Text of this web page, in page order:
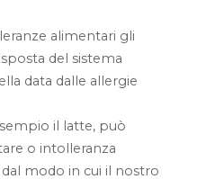
alimentari gli
del sistema
data dalle allergie
il latte, può
o intolleranza
modo in cui il nostro